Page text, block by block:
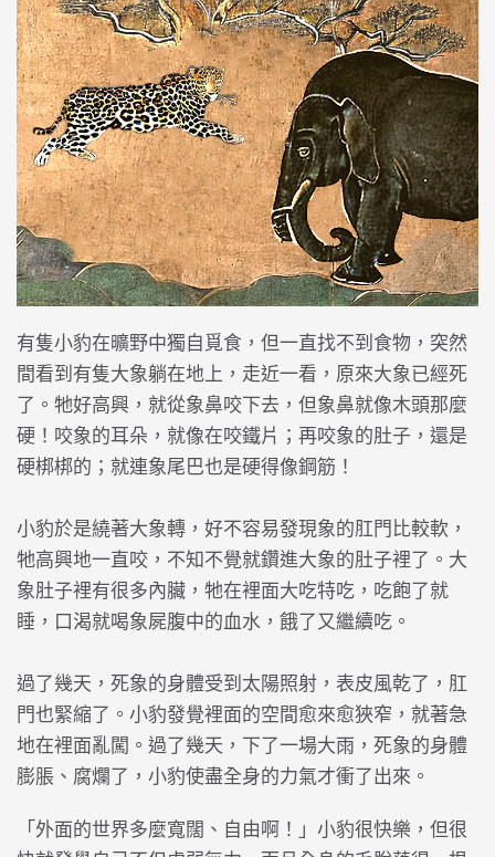
有隻小豹在曠野中獨自覓食，但一直找不到食物，突然
間看到有隻大象躺在地上，走近一看，原來大象已經死
了。牠好高興，就從象鼻咬下去，但象鼻就像木頭那麼
硬！咬象的耳朵，就像在咬鐵片；再咬象的肚子，還是
硬梆梆的；就連象尾巴也是硬得像鋼筋！
小豹於是繞著大象轉，好不容易發現象的肛門比較軟，
牠高興地一直咬，不知不覺就鑽進大象的肚子裡了。大
象肚子裡有很多內臟，牠在裡面大吃特吃，吃飽了就
睡，口渴就喝象屍腹中的血水，餓了又繼續吃。
過了幾天，死象的身體受到太陽照射，表皮風乾了，肛
門也緊縮了。小豹發覺裡面的空間愈來愈狹窄，就著急
地在裡面亂闖。過了幾天，下了一場大雨，死象的身體
膨脹、腐爛了，小豹使盡全身的力氣才衝了出來。
「外面的世界多麼寬闊、自由啊！」小豹很快樂，但很